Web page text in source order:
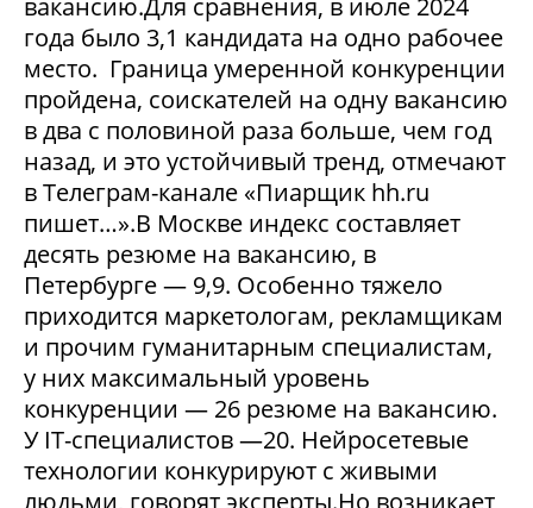
года было 3,1 кандидата на одно рабочее
место. Граница умеренной конкуренции
пройдена, соискателей на одну вакансию
в два с половиной раза больше, чем год
назад, и это устойчивый тренд, отмечают
в Телеграм-канале «Пиарщик hh.ru
пишет…».В Москве индекс составляет
десять резюме на вакансию, в
Петербурге — 9,9. Особенно тяжело
приходится маркетологам, рекламщикам
и прочим гуманитарным специалистам,
у них максимальный уровень
конкуренции — 26 резюме на вакансию.
У IT-специалистов —20. Нейросетевые
технологии конкурируют с живыми
людьми, говорят эксперты.Но возникает